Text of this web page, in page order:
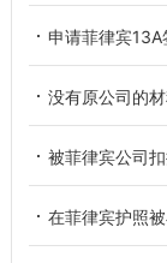
申请菲律宾13A
没有原公司的
被菲律宾公司
在菲律宾护照